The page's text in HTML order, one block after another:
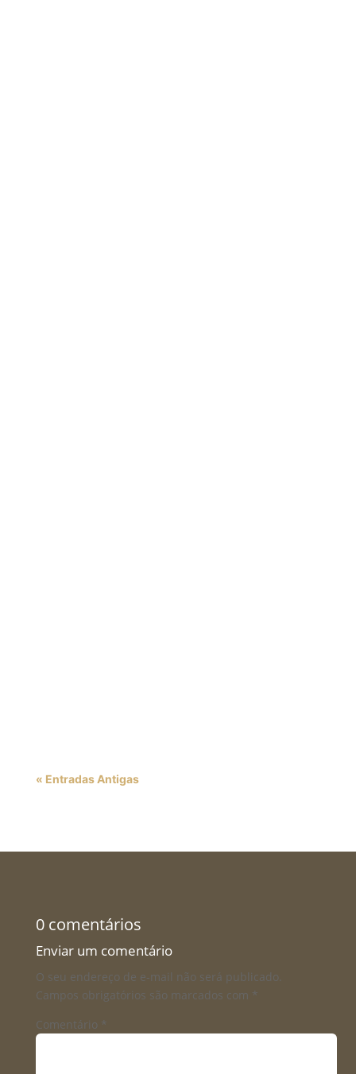
« Entradas Antigas
0 comentários
Enviar um comentário
O seu endereço de e-mail não será publicado.
Campos obrigatórios são marcados com *
Comentário *